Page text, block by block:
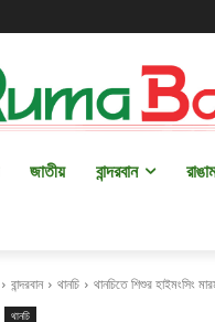
জাতীয় বান্দরবান
বান্দরবান থানচি থানচিতে শিশুর হাইমংসিং
থানচি